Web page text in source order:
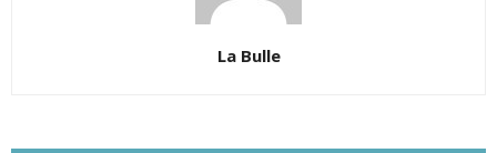
La Bulle